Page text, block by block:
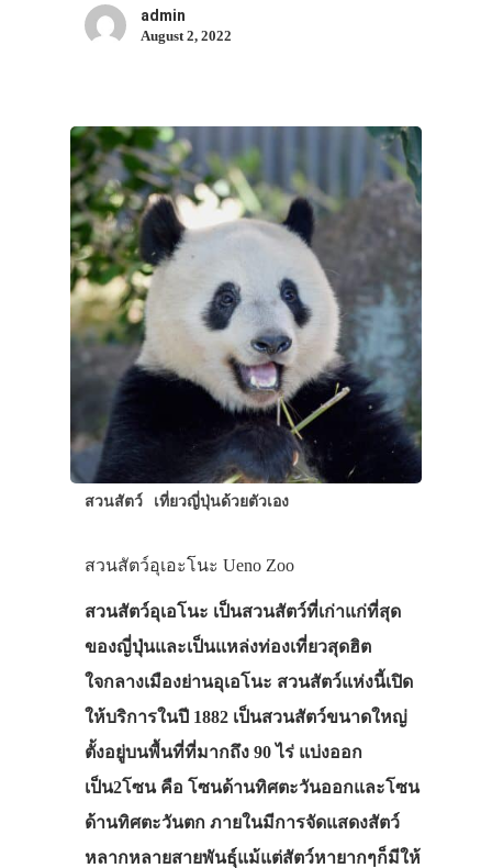
admin
August 2, 2022
สวนสัตว์ เที่ยวญี่ปุ่นด้วยตัวเอง
สวนสัตว์อุเอะโนะ Ueno Zoo
สวนสัตว์อุเอโนะ เป็นสวนสัตว์ที่เก่าแก่ที่สุด
ของญี่ปุ่นและเป็นแหล่งท่องเที่ยวสุดฮิต
ใจกลางเมืองย่านอุเอโนะ สวนสัตว์แห่งนี้เปิด
ให้บริการในปี 1882 เป็นสวนสัตว์ขนาดใหญ่
ตั้งอยู่บนพื้นที่ที่มากถึง 90 ไร่ แบ่งออก
เป็น2โซน คือ โซนด้านทิศตะวันออกและโซน
ด้านทิศตะวันตก ภายในมีการจัดแสดงสัตว์
หลากหลายสายพันธุ์แม้แต่สัตว์หายากๆก็มีให้